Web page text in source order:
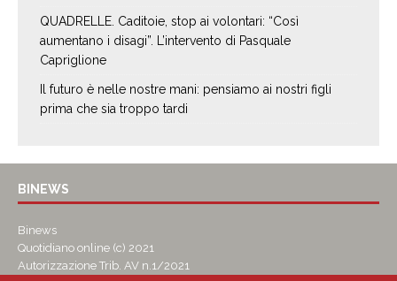
QUADRELLE. Caditoie, stop ai volontari: “Così
aumentano i disagi”. L’intervento di Pasquale
Capriglione
Il futuro è nelle nostre mani: pensiamo ai nostri figli
prima che sia troppo tardi
BINEWS
Binews
Quotidiano online (c) 2021
Autorizzazione Trib. AV n.1/2021